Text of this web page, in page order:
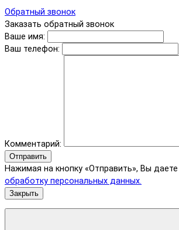
Обратный звонок
Заказать обратный звонок
Ваше имя:
Ваш телефон:
Комментарий:
Отправить
Нажимая на кнопку «Отправить», Вы даете
обработку персональных данных.
Закрыть